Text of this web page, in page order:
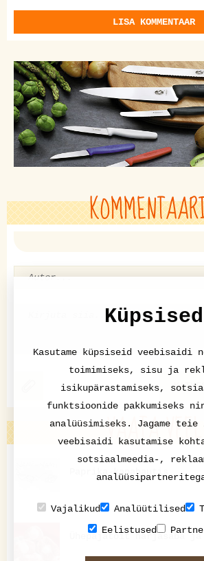
LISA KOMMENTAAR
VAATA VEEL
Paprika-kanahautis
Ühepajatoit härjasaba
Küpsised
Kasutame küpsiseid veebisaidi
toimimiseks, sisu ja
isikupärastamiseks,
funktsioonide pakkumiseks
analüüsimiseks. Jagame
veebisaidi kasutamise
sotsiaalmeedia-,
Vajalikud Analüütilised
Eelistused